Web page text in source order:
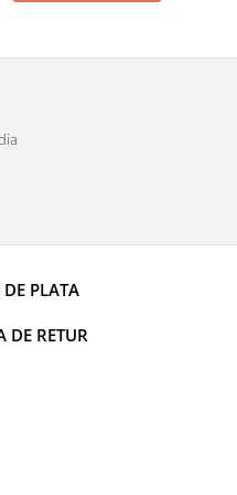
PLATA
DE RETUR